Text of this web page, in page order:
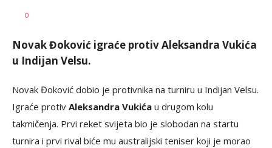
0
Novak Đoković igraće protiv Aleksandra Vukića
u Indijan Velsu.
Novak Đoković dobio je protivnika na turniru u Indijan Velsu.
Igraće protiv Aleksandra Vukića u drugom kolu
takmičenja. Prvi reket svijeta bio je slobodan na startu
turnira i prvi rival biće mu australijski teniser koji je morao